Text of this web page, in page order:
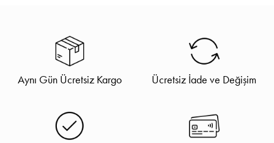
Aynı Gün Ücretsiz Kargo Ücretsiz İade ve Değişim